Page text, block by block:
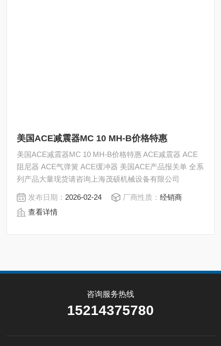
美国ACE减震器MC 10 MH-B价格特惠
美国ACE减震器MC 10 MH-B价格特惠 ACE减震器 ACE
阻尼器 ACE气弹簧 ACE缓冲器 美国ACE产品报关单 全系
列产品大量现货请咨询上海茂硕机械设备有限公司
发布日期： 2026-02-24 厂商性质：经销商
查看详情
咨询服务热线
15214375780